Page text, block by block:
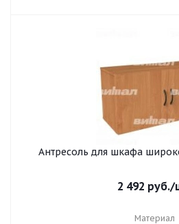
Антресоль для шкафа
2 492 руб./
Материал